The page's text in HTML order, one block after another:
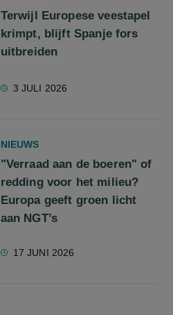
Terwijl Europese veestapel
krimpt, blijft Spanje fors
uitbreiden
3 JULI 2026
NIEUWS
"Verraad aan de boeren" of
redding voor het milieu?
Europa geeft groen licht
aan NGT’s
17 JUNI 2026